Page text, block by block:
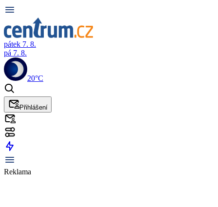
pátek 7. 8.
pá 7. 8.
20°C
Přihlášení
Reklama